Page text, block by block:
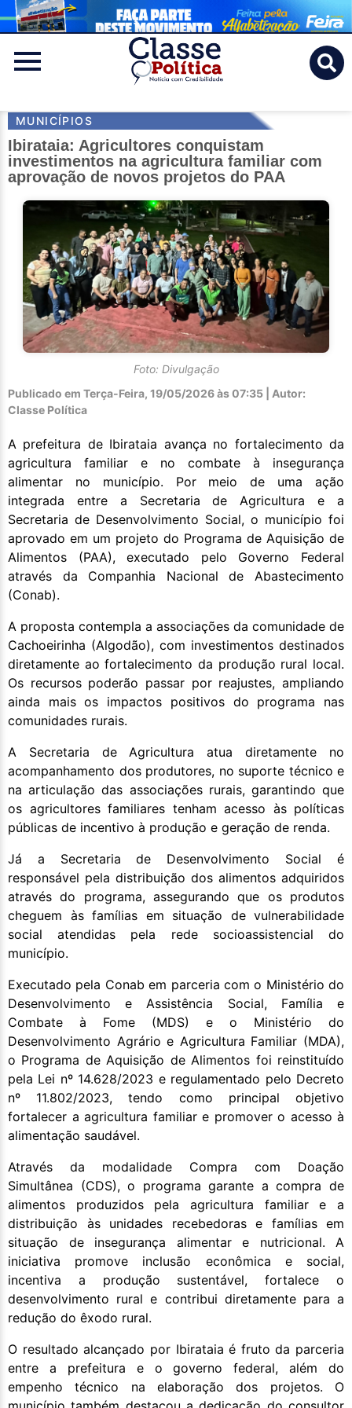
Classe
Politica
MUNICÍPIOS
Ibirataia: Agricultores conquistam
investimentos na agricultura familiar com
aprovação de novos projetos do PAA
Foto: Divulgação
Publicado em Terça-Feira, 19/05/2026 às 07:35 | Autor:
Classe Política
A prefeitura de Ibirataia avança no fortalecimento da
agricultura familiar e no combate à insegurança
alimentar no município. Por meio de uma ação
integrada entre a Secretaria de Agricultura e a
Secretaria de Desenvolvimento Social, o município foi
aprovado em um projeto do Programa de Aquisição de
Alimentos (PAA), executado pelo Governo Federal
através da Companhia Nacional de Abastecimento
(Conab).
A proposta contempla a associações da comunidade de
Cachoeirinha (Algodão), com investimentos destinados
diretamente ao fortalecimento da produção rural local.
Os recursos poderão passar por reajustes, ampliando
ainda mais os impactos positivos do programa nas
comunidades rurais.
A Secretaria de Agricultura atua diretamente no
acompanhamento dos produtores, no suporte técnico e
na articulação das associações rurais, garantindo que
os agricultores familiares tenham acesso às políticas
públicas de incentivo à produção e geração de renda.
Já a Secretaria de Desenvolvimento Social é
responsável pela distribuição dos alimentos adquiridos
através do programa, assegurando que os produtos
cheguem às famílias em situação de vulnerabilidade
social atendidas pela rede socioassistencial do
município.
Executado pela Conab em parceria com o Ministério do
Desenvolvimento e Assistência Social, Família e
Combate à Fome (MDS) e o Ministério do
Desenvolvimento Agrário e Agricultura Familiar (MDA),
o Programa de Aquisição de Alimentos foi reinstituído
pela Lei nº 14.628/2023 e regulamentado pelo Decreto
nº 11.802/2023, tendo como principal objetivo
fortalecer a agricultura familiar e promover o acesso à
alimentação saudável.
Através da modalidade Compra com Doação
Simultânea (CDS), o programa garante a compra de
alimentos produzidos pela agricultura familiar e a
distribuição às unidades recebedoras e famílias em
situação de insegurança alimentar e nutricional. A
iniciativa promove inclusão econômica e social,
incentiva a produção sustentável, fortalece o
desenvolvimento rural e contribui diretamente para a
redução do êxodo rural.
O resultado alcançado por Ibirataia é fruto da parceria
entre a prefeitura e o governo federal, além do
empenho técnico na elaboração dos projetos. O